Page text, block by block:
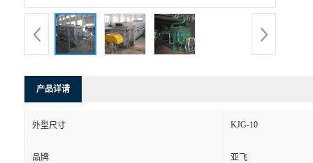
产品详请
外型尺寸 KJG-10
品牌 亚飞